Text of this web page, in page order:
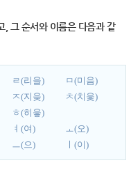
, 그 순서와 이름은 다음과 같
ㄹ(리을)
ㅁ(미음)
ㅈ(지읒)
ㅊ(치읓)
ㅎ(히읗)
ㅕ(여)
ㅗ(오)
ㅡ(으) ㅣ(이)